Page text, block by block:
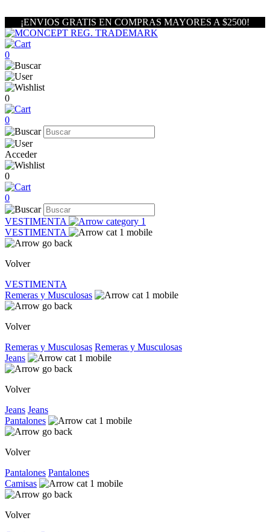
¡ENVIOS GRATIS EN COMPRAS MAYORES A $2500!
0
0
0
Acceder
0
0
VESTIMENTA
VESTIMENTA
Volver
VESTIMENTA
Remeras y Musculosas
Volver
Remeras y Musculosas Remeras y Musculosas
Jeans
Volver
Jeans Jeans
Pantalones
Volver
Pantalones Pantalones
Camisas
Volver